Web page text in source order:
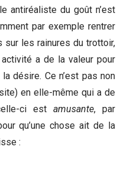
antiréaliste du goût n’est
par exemple rentrer
les rainures du trottoir,
a de la valeur pour
désire. Ce n’est pas non
en elle-même qui a de
ci est amusante, par
qu’une chose ait de la
: